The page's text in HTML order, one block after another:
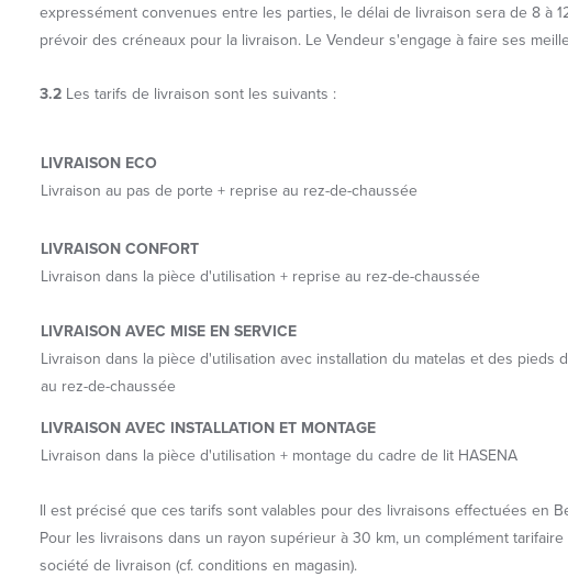
expressément convenues entre les parties, le délai de livraison sera de 8 à
prévoir des créneaux pour la livraison. Le Vendeur s'engage à faire ses
3.2 Les tarifs de livraison sont les suivants :
LIVRAISON ECO
Livraison au pas de porte + reprise au rez-de-chaussée
LIVRAISON CONFORT
Livraison dans la pièce d'utilisation + reprise au rez-de-chaussée
LIVRAISON AVEC MISE EN SERVICE
Livraison dans la pièce d'utilisation avec installation du matelas et des pieds
au rez-de-chaussée
LIVRAISON AVEC INSTALLATION ET MONTAGE
Livraison dans la pièce d'utilisation + montage du cadre de lit HASENA
Il est précisé que ces tarifs sont valables pour des livraisons effectuées en
Pour les livraisons dans un rayon supérieur à 30 km, un complément
société de livraison (cf. conditions en magasin).